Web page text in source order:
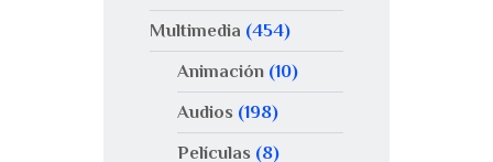
Multimedia (454)
Animación(10)
Audios (198)
Películas (8)